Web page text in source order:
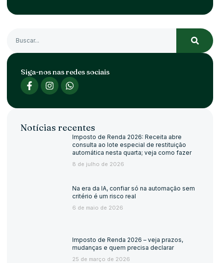
Siga-nos nas redes sociais
Notícias recentes
Imposto de Renda 2026: Receita abre
consulta ao lote especial de restituição
automática nesta quarta; veja como fazer
8 de julho de 2026
Na era da IA, confiar só na automação sem
critério é um risco real
6 de maio de 2026
Imposto de Renda 2026 – veja prazos,
mudanças e quem precisa declarar
25 de março de 2026